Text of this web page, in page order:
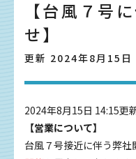
【台風７号
せ】
更新 2024年8月15日
2024年8月15日 14:15更
【営業について】
台風７号接近に伴う弊社